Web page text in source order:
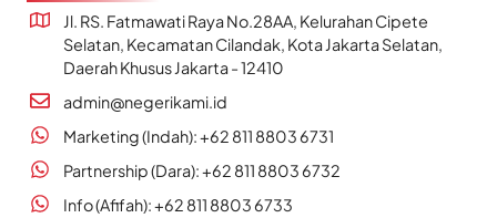
Jl. RS. Fatmawati Raya No.28AA, Kelurahan Cipete
Selatan, Kecamatan Cilandak, Kota Jakarta Selatan,
Daerah Khusus Jakarta - 12410
admin@negerikami.id
Marketing (Indah): +62 811 8803 6731
Partnership (Dara): +62 811 8803 6732
Info (Afifah): +62 811 8803 6733